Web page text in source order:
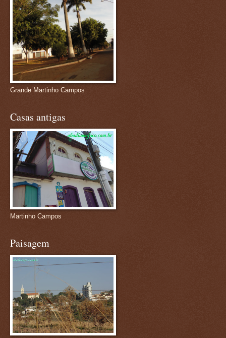
Grande Martinho Campos
Casas antigas
Martinho Campos
Paisagem